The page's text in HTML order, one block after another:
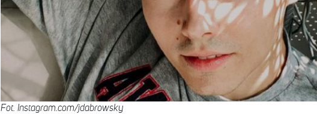
Fot. Instagram.com/jdabrowsky